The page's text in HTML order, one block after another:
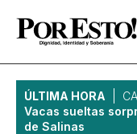
ÚLTIMA HORA
Vacas sueltas
de Salinas